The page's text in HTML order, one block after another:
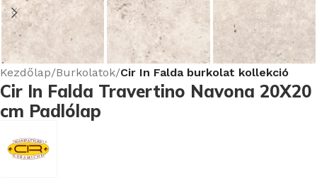
Kezdőlap Burkolatok Cir In Falda burkolat kollekció
Cir In Falda Travertino Navona 20X20
cm Padlólap